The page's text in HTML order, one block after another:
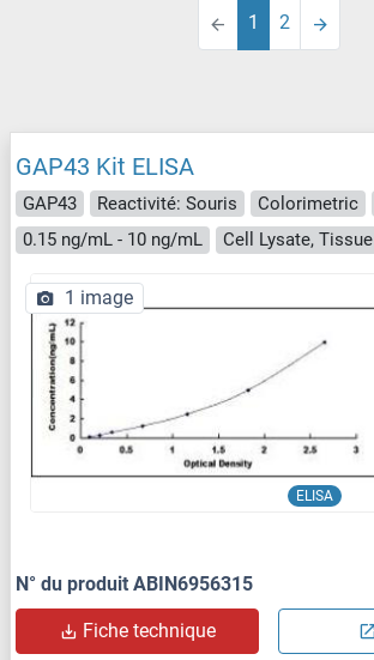
1 2
GAP43 Kit ELISA
GAP43 Reactivité: Souris Colorimetric
0.15 ng/mL - 10 ng/mL
Cell Lysate,
ELISA
1 image
N° du produit ABIN6956315
Fiche technique